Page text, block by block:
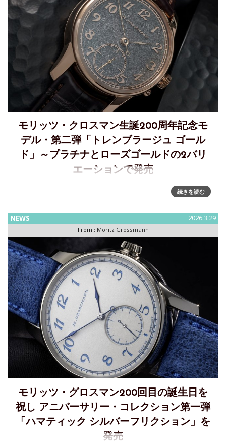
モリッツ・クロスマン生誕200周年記念モ
デル・第二弾「トレンブラージュ ゴール
ド」～プラチナとローズゴールドの2バリ
エーションで発売
モリッツ・グロスマン生誕200周年を記念するアニバーサリー
コレクション第２弾「トレンブラージュ ゴールド」を発表
モリッツ・グロスマンの生誕200周年を迎える2026年はグラ
スヒ
続きを読む
NEWS 2026.3.29
From : Moritz Grossmann
モリッツ・グロスマン200回目の誕生日を
祝し アニバーサリー・コレクション第一弾
「ハマティック シルバーフリクション」を
発売